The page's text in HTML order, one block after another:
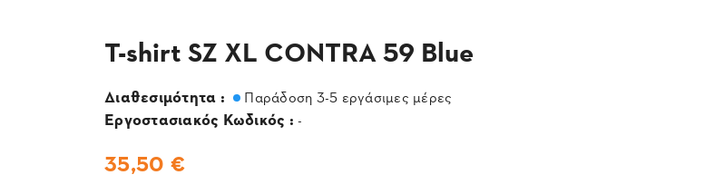
T-shirt SZ XL CONTRA 59 Blue
Διαθεσιμότητα : Παράδοση 3-5 εργάσιμες μέρες
Εργοστασιακός Κωδικός : -
35,50 €